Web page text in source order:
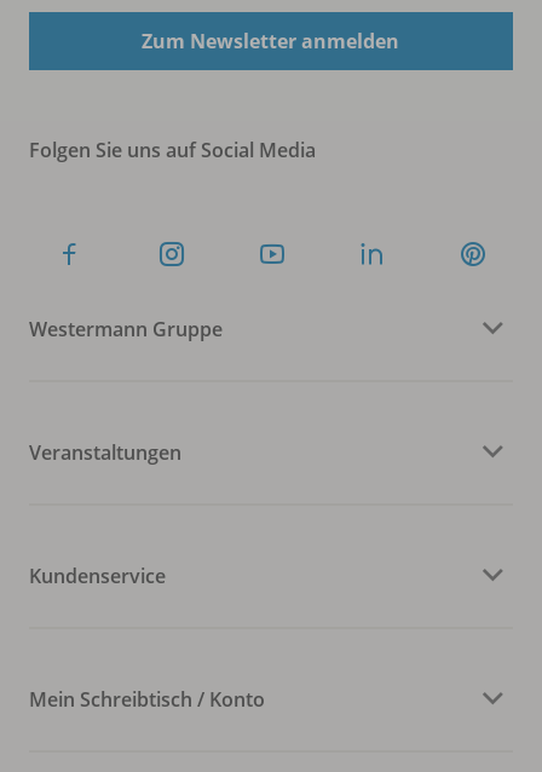
Zum Newsletter anmelden
Folgen Sie uns auf Social Media
Westermann Gruppe
Veranstaltungen
Kundenservice
Mein Schreibtisch / Konto